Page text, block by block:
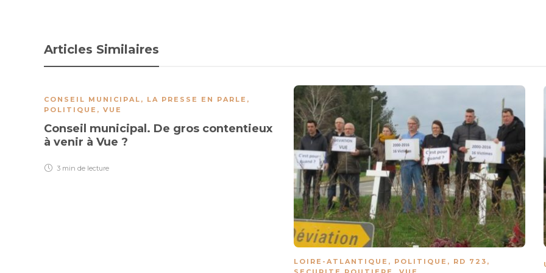
Articles Similaires
CONSEIL MUNICIPAL , LA PRESSE EN PARLE ,
POLITIQUE , VUE
Conseil municipal. De gros contentieux
à venir à Vue ?
3 min de lecture
LOIRE-ATLANTIQUE , POLITIQUE , RD 723 ,